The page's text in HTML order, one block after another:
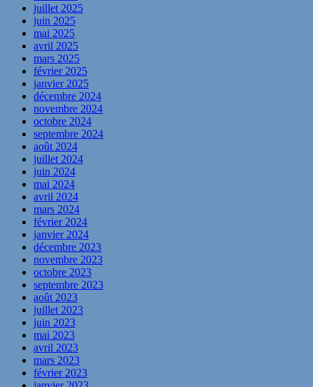
juillet 2025
juin 2025
mai 2025
avril 2025
mars 2025
février 2025
janvier 2025
décembre 2024
novembre 2024
octobre 2024
septembre 2024
août 2024
juillet 2024
juin 2024
mai 2024
avril 2024
mars 2024
février 2024
janvier 2024
décembre 2023
novembre 2023
octobre 2023
septembre 2023
août 2023
juillet 2023
juin 2023
mai 2023
avril 2023
mars 2023
février 2023